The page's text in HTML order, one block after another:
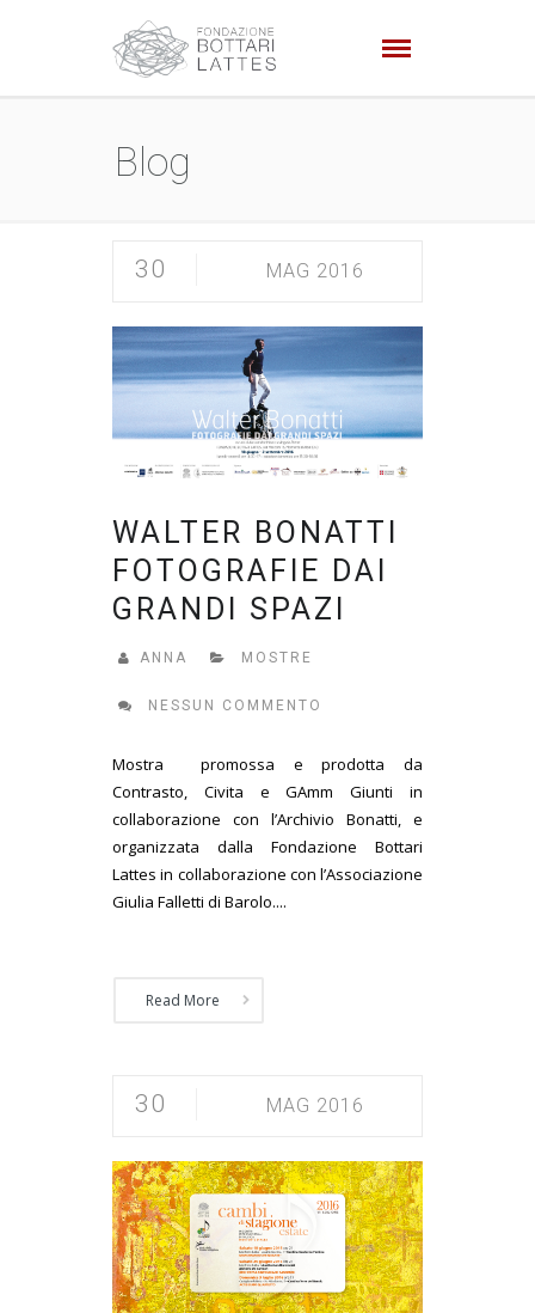
Blog
30 MAG 2016
WALTER BONATTI
FOTOGRAFIE DAI
GRANDI SPAZI
ANNA MOSTRE
NESSUN COMMENTO
Mostra promossa e prodotta da
Contrasto, Civita e GAmm Giunti in
collaborazione con l’Archivio Bonatti, e
organizzata dalla Fondazione Bottari
Lattes in collaborazione con l’Associazione
Giulia Falletti di Barolo....
Read More
30 MAG 2016